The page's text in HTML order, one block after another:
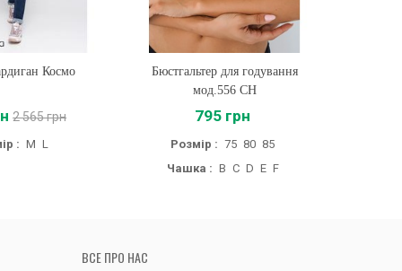
Космо
2 565 грн
: M L
Купити
Бюстгальтер для годування
мод.556 CH
795 грн
Розмір : 75 80 85
Чашка : B C D E F
ВСЕ ПРО НАС